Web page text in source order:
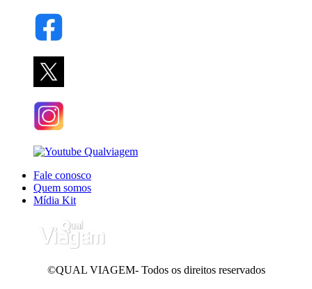
Fale conosco
Quem somos
Mídia Kit
©QUAL VIAGEM- Todos os direitos reservados